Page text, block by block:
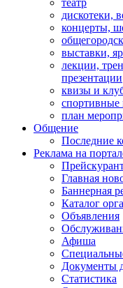
театр
дискотеки,
концерты,
выставки,
лекции,
презентации
квизы и
спортивные
план
Общение
Последние
Реклама на
Главная
Баннерная
Каталог
Объявления
Афиша
Документы
Статистика